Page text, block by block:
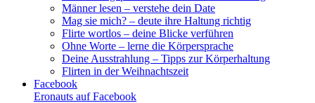
Männer lesen – verstehe dein Date
Mag sie mich? – deute ihre Haltung richtig
Flirte wortlos – deine Blicke verführen
Ohne Worte – lerne die Körpersprache
Deine Ausstrahlung – Tipps zur Körperhaltung
Flirten in der Weihnachtszeit
Facebook
Eronauts auf Facebook